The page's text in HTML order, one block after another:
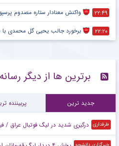
۲۲:۴۹ واکنش معنادار ستاره مصدوم
۲۲:۲۰ برخورد جالب یحیی گل محمدی با
برترین ها از دیگر
جدید ترین پربیننده
طرفداری درگیری شدید در لیگ فوتبال عراق /